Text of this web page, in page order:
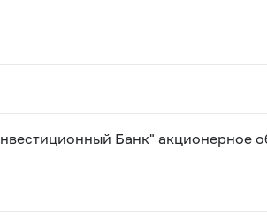
Банк" акционерное